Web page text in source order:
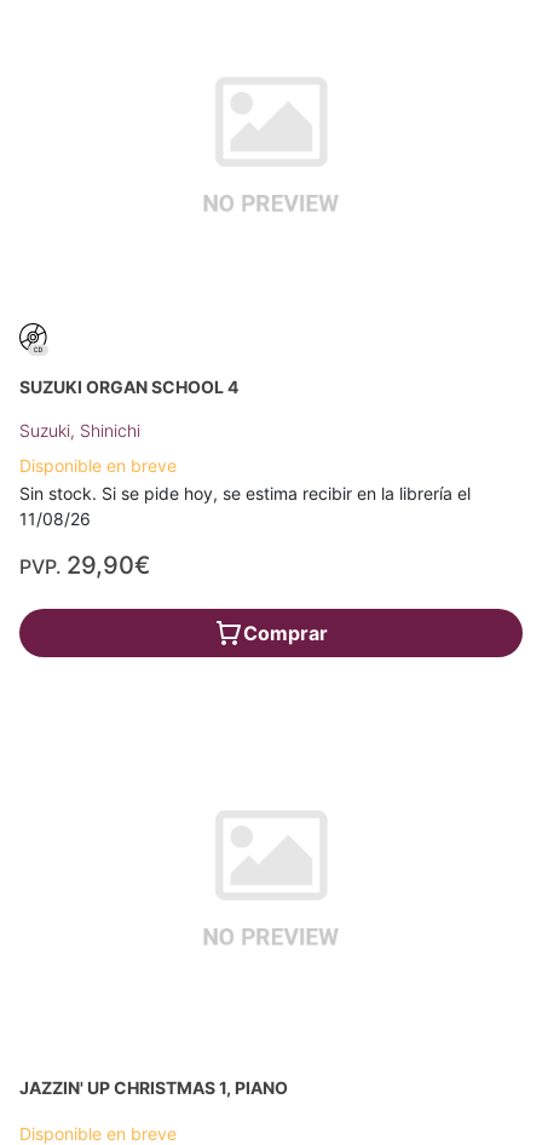
SUZUKI ORGAN SCHOOL 4
Suzuki, Shinichi
Disponible en breve
Sin stock. Si se pide hoy, se estima recibir en la librería el
11/08/26
PVP. 29,90€
Comprar
JAZZIN' UP CHRISTMAS 1, PIANO
Disponible en breve